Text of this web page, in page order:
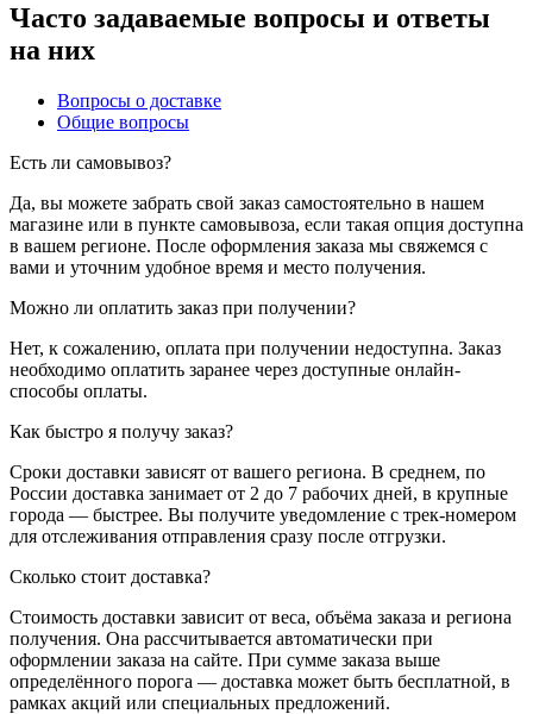
Часто задаваемые вопросы и ответы
на них
Вопросы о доставке
Общие вопросы
Есть ли самовывоз?
Да, вы можете забрать свой заказ самостоятельно в нашем
магазине или в пункте самовывоза, если такая опция доступна
в вашем регионе. После оформления заказа мы свяжемся с
вами и уточним удобное время и место получения.
Можно ли оплатить заказ при получении?
Нет, к сожалению, оплата при получении недоступна. Заказ
необходимо оплатить заранее через доступные онлайн-
способы оплаты.
Как быстро я получу заказ?
Сроки доставки зависят от вашего региона. В среднем, по
России доставка занимает от 2 до 7 рабочих дней, в крупные
города — быстрее. Вы получите уведомление с трек-номером
для отслеживания отправления сразу после отгрузки.
Сколько стоит доставка?
Стоимость доставки зависит от веса, объёма заказа и региона
получения. Она рассчитывается автоматически при
оформлении заказа на сайте. При сумме заказа выше
определённого порога — доставка может быть бесплатной, в
рамках акций или специальных предложений.